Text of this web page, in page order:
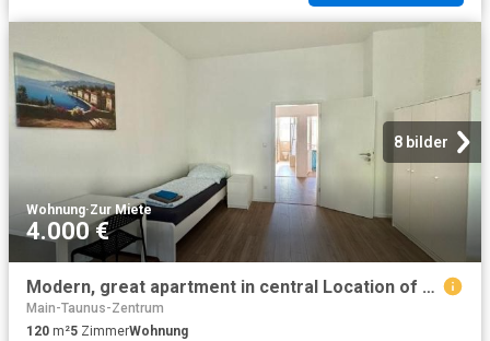
8 bilder
Wohnung·Zur Miete
4.000 €
Modern, great apartment in central Location of Frankfurt Höchst, Frankfurt Amsterdam Apartments for Rent
Main-Taunus-Zentrum
120 m²5 ZimmerWohnung